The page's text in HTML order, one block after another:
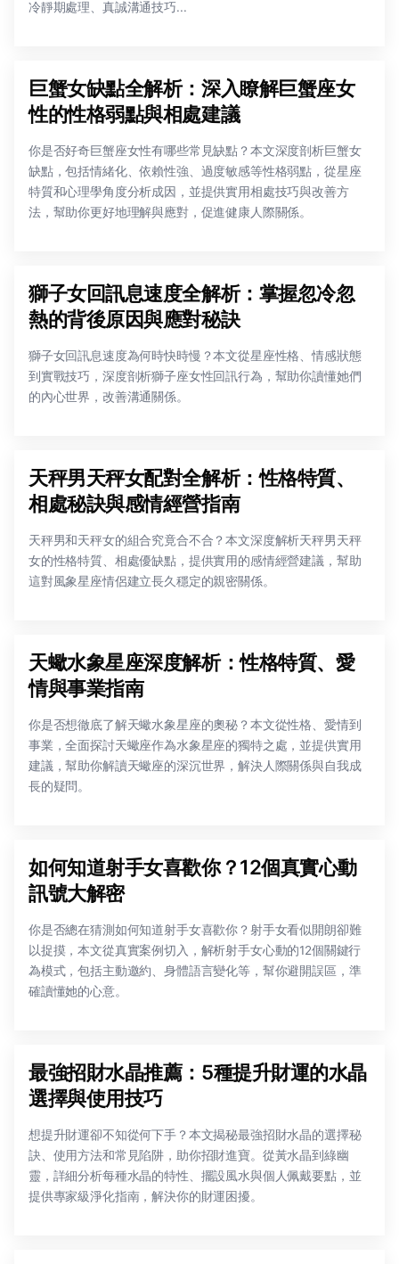
冷靜期處理、真誠溝通技巧...
巨蟹女缺點全解析：深入瞭解巨蟹座女
性的性格弱點與相處建議
你是否好奇巨蟹座女性有哪些常見缺點？本文深度剖析巨蟹女
缺點，包括情緒化、依賴性強、過度敏感等性格弱點，從星座
特質和心理學角度分析成因，並提供實用相處技巧與改善方
法，幫助你更好地理解與應對，促進健康人際關係。
獅子女回訊息速度全解析：掌握忽冷忽
熱的背後原因與應對秘訣
獅子女回訊息速度為何時快時慢？本文從星座性格、情感狀態
到實戰技巧，深度剖析獅子座女性回訊行為，幫助你讀懂她們
的內心世界，改善溝通關係。
天秤男天秤女配對全解析：性格特質、
相處秘訣與感情經營指南
天秤男和天秤女的組合究竟合不合？本文深度解析天秤男天秤
女的性格特質、相處優缺點，提供實用的感情經營建議，幫助
這對風象星座情侶建立長久穩定的親密關係。
天蠍水象星座深度解析：性格特質、愛
情與事業指南
你是否想徹底了解天蠍水象星座的奧秘？本文從性格、愛情到
事業，全面探討天蠍座作為水象星座的獨特之處，並提供實用
建議，幫助你解讀天蠍座的深沉世界，解決人際關係與自我成
長的疑問。
如何知道射手女喜歡你？12個真實心動
訊號大解密
你是否總在猜測如何知道射手女喜歡你？射手女看似開朗卻難
以捉摸，本文從真實案例切入，解析射手女心動的12個關鍵行
為模式，包括主動邀約、身體語言變化等，幫你避開誤區，準
確讀懂她的心意。
最強招財水晶推薦：5種提升財運的水晶
選擇與使用技巧
想提升財運卻不知從何下手？本文揭秘最強招財水晶的選擇秘
訣、使用方法和常見陷阱，助你招財進寶。從黃水晶到綠幽
靈，詳細分析每種水晶的特性、擺設風水與個人佩戴要點，並
提供專家級淨化指南，解決你的財運困擾。